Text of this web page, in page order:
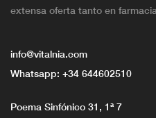
extensa oferta tanto en
info@vitalnia.com
Whatsapp: +34 644602510
Poema Sinfónico 31, 1ª 7